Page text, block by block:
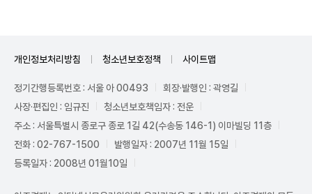
개인정보처리방침 청소년보호정책 사이트맵
정기간행등록번호 : 서울 아 00493
회장·발행인 : 곽영길
사장·편집인 : 임규진
청소년보호책임자 : 전운
주소 : 서울특별시 종로구 종로 1길 42(수송동 146-1) 이마빌딩 11층
전화 : 02-767-1500
발행일자 : 2007년 11월 15일
등록일자 : 2008년 01월10일